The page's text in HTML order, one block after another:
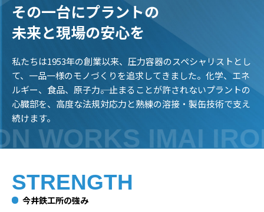
WORKS IMAI
その一台にプラントの
未来と現場の安心を
私たちは1953年の創業以来、圧力容器のスペシャリストとし
て、一品一様のモノづくりを追求してきました。化学、エネ
ルギー、食品、原子力――。止まることが許されないプラントの
心臓部を、高度な法規対応力と熟練の溶接・製缶技術で支え
続けます。
STRENGTH
今井鉄工所の強み